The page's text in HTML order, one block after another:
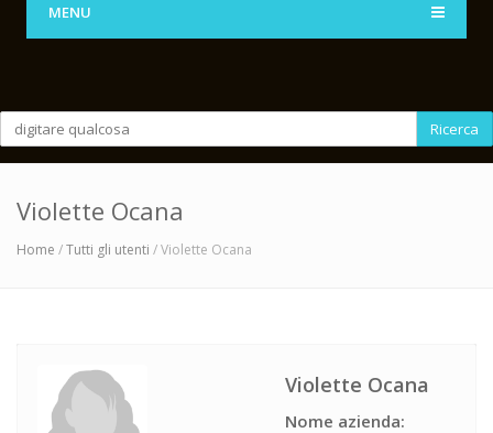
MENU
Ricerca
Violette Ocana
Home /Tutti gli utenti / Violette Ocana
Violette Ocana
Nome azienda: